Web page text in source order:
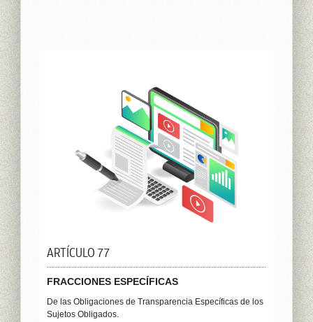
ARTÍCULO 77
FRACCIONES ESPECÍFICAS
De las Obligaciones de Transparencia Específicas de los
Sujetos Obligados.